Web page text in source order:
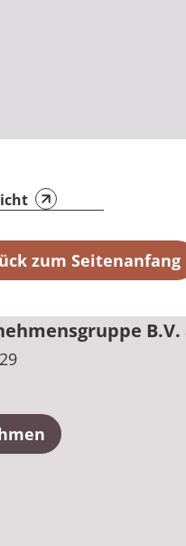
zum Seitenanfang
B.V.